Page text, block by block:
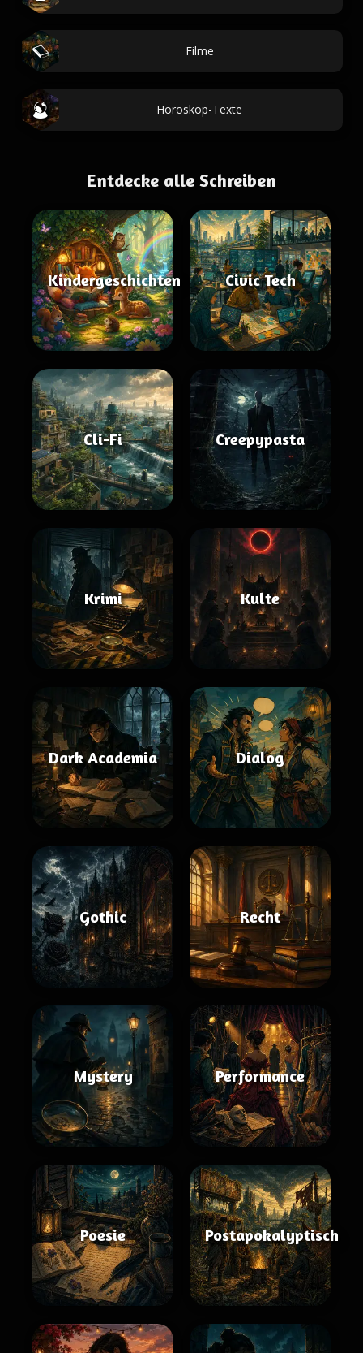
Filme
Horoskop-Texte
Entdecke alle Schreiben
Kindergeschichten Civic Tech
Cli-Fi Creepypasta
Krimi Kulte
Dark Academia Dialog
Gothic Recht
Mystery Performance
Poesie Postapokalyptisch